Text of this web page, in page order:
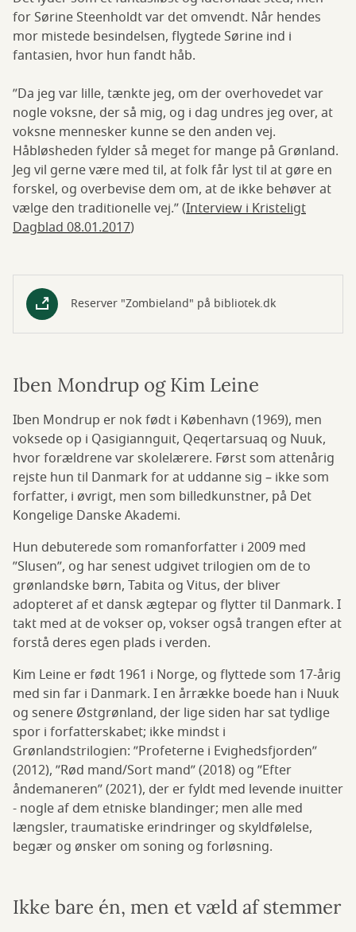
for Sørine Steenholdt var det omvendt. Når hendes
mor mistede besindelsen, flygtede Sørine ind i
fantasien, hvor hun fandt håb.
”Da jeg var lille, tænkte jeg, om der overhovedet var
nogle voksne, der så mig, og i dag undres jeg over, at
voksne mennesker kunne se den anden vej.
Håbløsheden fylder så meget for mange på Grønland.
Jeg vil gerne være med til, at folk får lyst til at gøre en
forskel, og overbevise dem om, at de ikke behøver at
vælge den traditionelle vej.” (Interview i Kristeligt
Dagblad 08.01.2017)
Reserver "Zombieland" på bibliotek.dk
Iben Mondrup og Kim Leine
Iben Mondrup er nok født i København (1969), men
voksede op i Qasigiannguit, Qeqertarsuaq og Nuuk,
hvor forældrene var skolelærere. Først som attenårig
rejste hun til Danmark for at uddanne sig – ikke som
forfatter, i øvrigt, men som billedkunstner, på Det
Kongelige Danske Akademi.
Hun debuterede som romanforfatter i 2009 med
”Slusen”, og har senest udgivet trilogien om de to
grønlandske børn, Tabita og Vitus, der bliver
adopteret af et dansk ægtepar og flytter til Danmark. I
takt med at de vokser op, vokser også trangen efter at
forstå deres egen plads i verden.
Kim Leine er født 1961 i Norge, og flyttede som 17-årig
med sin far i Danmark. I en årrække boede han i Nuuk
og senere Østgrønland, der lige siden har sat tydlige
spor i forfatterskabet; ikke mindst i
Grønlandstrilogien: ”Profeterne i Evighedsfjorden”
(2012), ”Rød mand/Sort mand” (2018) og ”Efter
åndemaneren” (2021), der er fyldt med levende inuitter
- nogle af dem etniske blandinger; men alle med
længsler, traumatiske erindringer og skyldfølelse,
begær og ønsker om soning og forløsning.
Ikke bare én, men et væld af stemmer